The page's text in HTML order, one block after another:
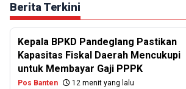
Berita Terkini
Kepala BPKD Pandeglang Pastikan
Kapasitas Fiskal Daerah Mencukupi
untuk Membayar Gaji PPPK
Pos Banten 12 menit yang lalu